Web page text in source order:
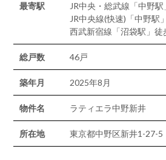
最寄駅
JR中央・総武線「中野
JR中央線(快速)「中野駅
西武新宿線「沼袋駅」徒
総戸数 46戸
築年月 2025年8月
物件名 ラティエラ中野新井
所在地 東京都中野区新井1-27-5